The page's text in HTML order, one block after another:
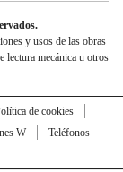
y usos de las obras
lectura mecánica u otros
de cookies
W
Teléfonos